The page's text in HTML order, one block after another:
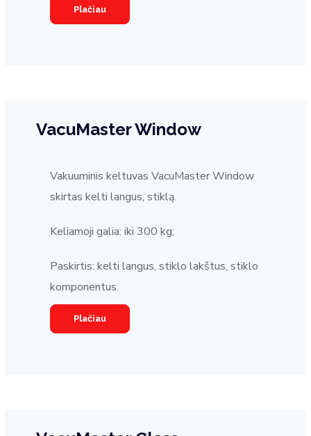
Plačiau
VacuMaster Window
Vakuuminis keltuvas VacuMaster Window
skirtas kelti langus, stiklą.
Keliamoji galia: iki 300 kg;
Paskirtis: kelti langus, stiklo lakštus, stiklo
komponentus.
Plačiau